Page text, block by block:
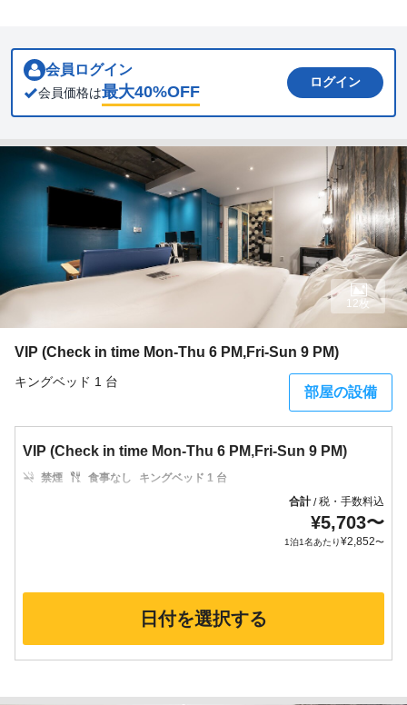
会員ログイン
会員価格は最大40%OFF
ログイン
VIP (Check in time Mon-Thu 6 PM,Fri-Sun 9 PM)
キングベッド 1 台
部屋の設備
12枚
VIP (Check in time Mon-Thu 6 PM,Fri-Sun 9 PM)
禁煙 食事なし
キングベッド 1 台
合計/税・手数料込
¥5,703〜
1泊1名あたり¥2,852〜
日付を選択する